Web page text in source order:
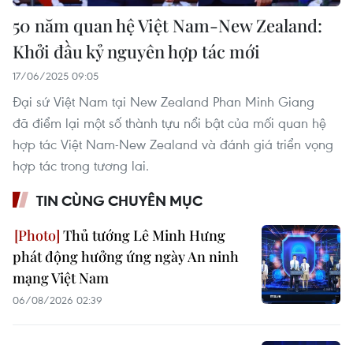
50 năm quan hệ Việt Nam-New Zealand:
Khởi đầu kỷ nguyên hợp tác mới
17/06/2025 09:05
Đại sứ Việt Nam tại New Zealand Phan Minh Giang
đã điểm lại một số thành tựu nổi bật của mối quan hệ
hợp tác Việt Nam-New Zealand và đánh giá triển vọng
hợp tác trong tương lai.
TIN CÙNG CHUYÊN MỤC
Thủ tướng Lê Minh Hưng
phát động hưởng ứng ngày An ninh
mạng Việt Nam
06/08/2026 02:39